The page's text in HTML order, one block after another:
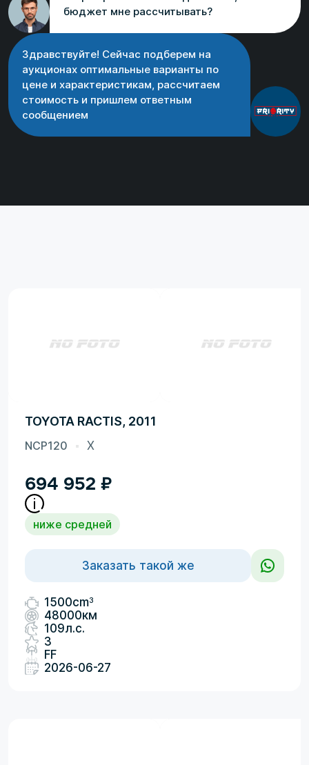
бюджет мне рассчитывать?
Здравствуйте! Сейчас подберем на
аукционах оптимальные варианты по
цене и характеристикам, рассчитаем
стоимость и пришлем ответным
сообщением
TOYOTA RACTIS, 2011
NCP120 X
694 952 ₽
ниже средней
Заказать такой же
1500cm3
48000км
109л.с.
3
FF
2026-06-27